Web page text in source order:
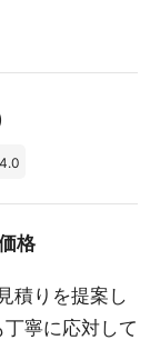
4.0
格
積りを提案し
寧に応対して